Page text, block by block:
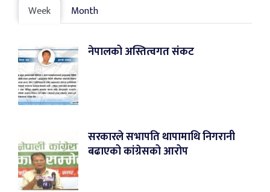
Week Month
नेपालको अस्तित्वगत संकट
सरकारले सभापति थापामाथि निगरानी
बढाएको कांग्रेसको आरोप